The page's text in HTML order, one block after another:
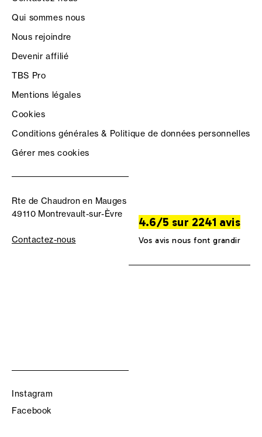
Qui sommes nous
Nous rejoindre
Devenir affilié
TBS Pro
Mentions légales
Cookies
Conditions générales & Politique de données personnelles
Gérer mes cookies
Rte de Chaudron en Mauges
49110 Montrevault-sur-Èvre
Contactez-nous
4.6/5 sur 2241 avis
Vos avis nous font grandir
Instagram
Facebook